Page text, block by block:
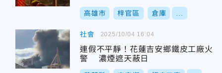
高雄市 梓官區 倉庫
社會
連假不平靜！花蓮吉安鄉鐵皮工廠火
警 濃煙遮天蔽日
2025/10/04 16:04